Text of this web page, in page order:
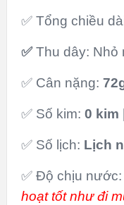
✅ Tổng chiều
✅Thu dây: Nhỏ
✅ Cân nặng:
✅ Số kim: 0 kim
✅ Số lịch: Lịch
✅ Độ chịu nước:
hoạt tốt như đi